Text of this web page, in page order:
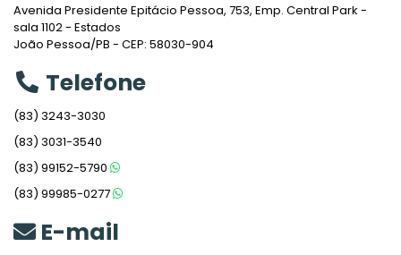
Avenida Presidente Epitácio Pessoa, 753, Emp. Central Park -
sala 1102 - Estados
João Pessoa/PB - CEP: 58030-904
Telefone
(83) 3243-3030
(83) 3031-3540
(83) 99152-5790
(83) 99985-0277
E-mail